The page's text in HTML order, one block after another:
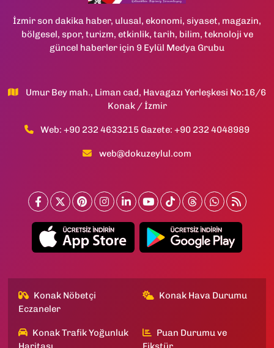
İzmir son dakika haber, ulusal, ekonomi, siyaset, magazin,
bölgesel, spor, turizm, etkinlik, tarih, bilim, teknoloji ve
güncel haberler için 9 Eylül Medya Grubu
Umur Bey mah., Liman cad, Havagazı Yerleşkesi No:16/6
Konak / İzmir
Web: +90 232 4633215 Gazete: +90 232 4048989
web@dokuzeylul.com
Konak Nöbetçi
Eczaneler
Konak Hava Durumu
Konak Trafik Yoğunluk
Puan Durumu ve